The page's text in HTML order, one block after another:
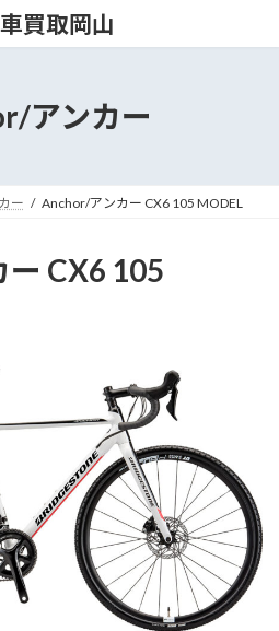
買取岡山
アンカー
ー Anchor/アンカー CX6 105 MODEL
CX6 105